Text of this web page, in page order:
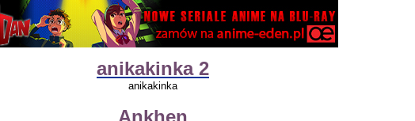
anikakinka 2
anikakinka
Ankhen